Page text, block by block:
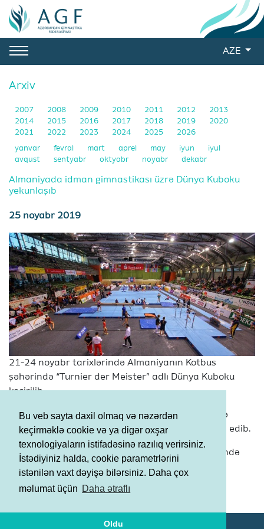
Bu veb sayta daxil olmaq və nəzərdən
keçirməklə cookie və ya digər oxşar
texnologiyaların istifadəsinə razılıq verirsiniz.
İstədiyiniz halda, cookie parametrlərini
istənilən vaxt dəyişə bilərsiniz. Daha çox
məlumat üçün Daha ətraflı
Oldu
AZE
Arxiv
2007 2008 2009 2010 2011 2012
2013
2014
2015 2016 2017 2018 2019
2020
2021
2022 2023 2024 2025 2026
yanvar fevral mart aprel may iyun
iyul
avqust
sentyabr oktyabr noyabr dekabr
Almaniyada idman gimnastikası üzrə Dünya Kuboku
yekunlaşıb
25 noyabr 2019
21-24 noyabr tarixlərində Almaniyanın Kotbus
şəhərində “Turnier der Meister” adlı Dünya Kuboku
keçirilib.
Bu kubokda ölkəmizi kişi idman gimnastikası üzrə
yığma komandanın üzvü Murad Ağarzayev təmsil edib.
Gimnast ən yaxşı nəticəni dayaqlı tullanma alətində
göstərərək, 13-cü yerdə qərarlaşıb.